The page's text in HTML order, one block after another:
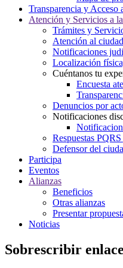
Transparencia y
Atención y Servicios a
Trámites y
Atención al
Notificaciones
Localización
Cuéntanos tu
Encuesta
Denuncios por
Notificaciones
Respuestas
Defensor del
Participa
Eventos
Alianzas
Beneficios
Otras alianzas
Presentar
Noticias
Sobrescribir